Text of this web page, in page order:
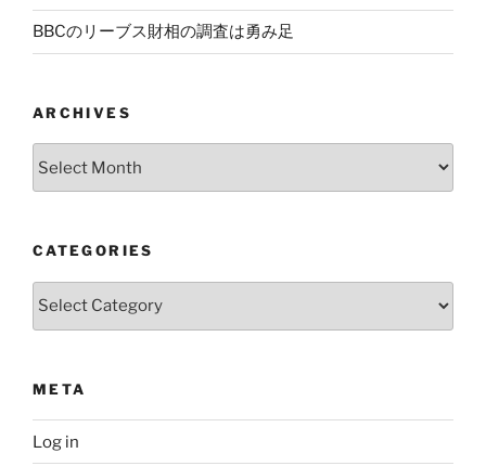
BBCのリーブス財相の調査は勇み足
ARCHIVES
CATEGORIES
Categories
META
Log in